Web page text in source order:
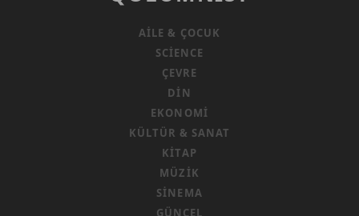
AILE & ÇOCUK
SCIENCE
ÇEVRE
DIN
EKONOMI
KÜLTÜR & SANAT
KITAP
MÜZIK
SINEMA
GÜNCEL